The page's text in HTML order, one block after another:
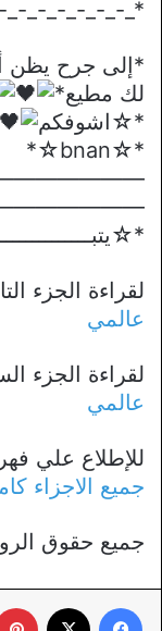
_-_-_-_-_-_-*
*إلى جرح يظن
لك مطيع*
*☆اشوفكم
*☆bnan☆*
لقراءة الجزء
عالمي
لقراءة الجزء
عالمي
للإطلاع علي
جميع الاجزاء
جميع حقوق